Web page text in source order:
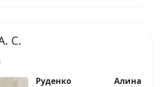
С.
Руденко Алина